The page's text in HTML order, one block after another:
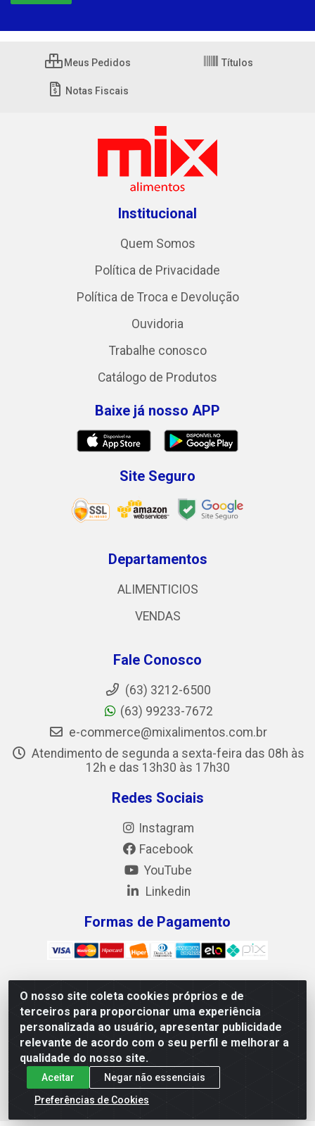
O nosso site coleta cookies próprios e de
terceiros para proporcionar uma experiência
personalizada ao usuário, apresentar publicidade
relevante de acordo com o seu perfil e melhorar a
qualidade do nosso site.
Aceitar
Negar não essenciais
Preferências de Cookies
Meus Pedidos Títulos
Notas Fiscais
Institucional
Quem Somos
Política de Privacidade
Política de Troca e Devolução
Ouvidoria
Trabalhe conosco
Catálogo de Produtos
Baixe já nosso APP
Site Seguro
Departamentos
ALIMENTICIOS
VENDAS
Fale Conosco
(63) 3212-6500
(63) 99233-7672
e-commerce@mixalimentos.com.br
Atendimento de segunda a sexta-feira das 08h às
12h e das 13h30 às 17h30
Redes Sociais
Instagram
Facebook
YouTube
Linkedin
Formas de Pagamento
Mix Alimentos LTDA - Quadra Asr Ne 55 (412 Norte), Alameda
02, S/N - Plano Diretor Norte, Palmas/TO - CEP 77.006-540 -
CNPJ 05.922.500/0001-02